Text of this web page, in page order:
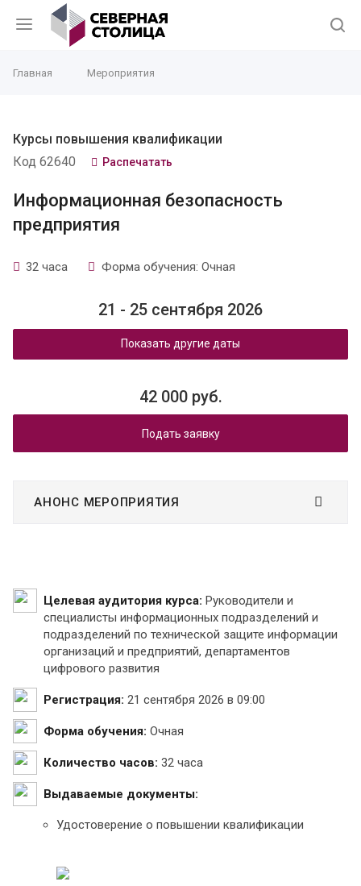
Главная Мероприятия
Курсы повышения квалификации
Код 62640
Распечатать
Информационная безопасность
предприятия
32 часа Форма обучения: Очная
21 - 25 сентября 2026
Показать другие даты
42 000 руб.
Подать заявку
АНОНС МЕРОПРИЯТИЯ
Целевая аудитория курса: Руководители и
специалисты информационных подразделений и
подразделений по технической защите информации
организаций и предприятий, департаментов
цифрового развития
Регистрация: 21 сентября 2026 в 09:00
Форма обучения: Очная
Количество часов: 32 часа
Выдаваемые документы:
Удостоверение о повышении квалификации